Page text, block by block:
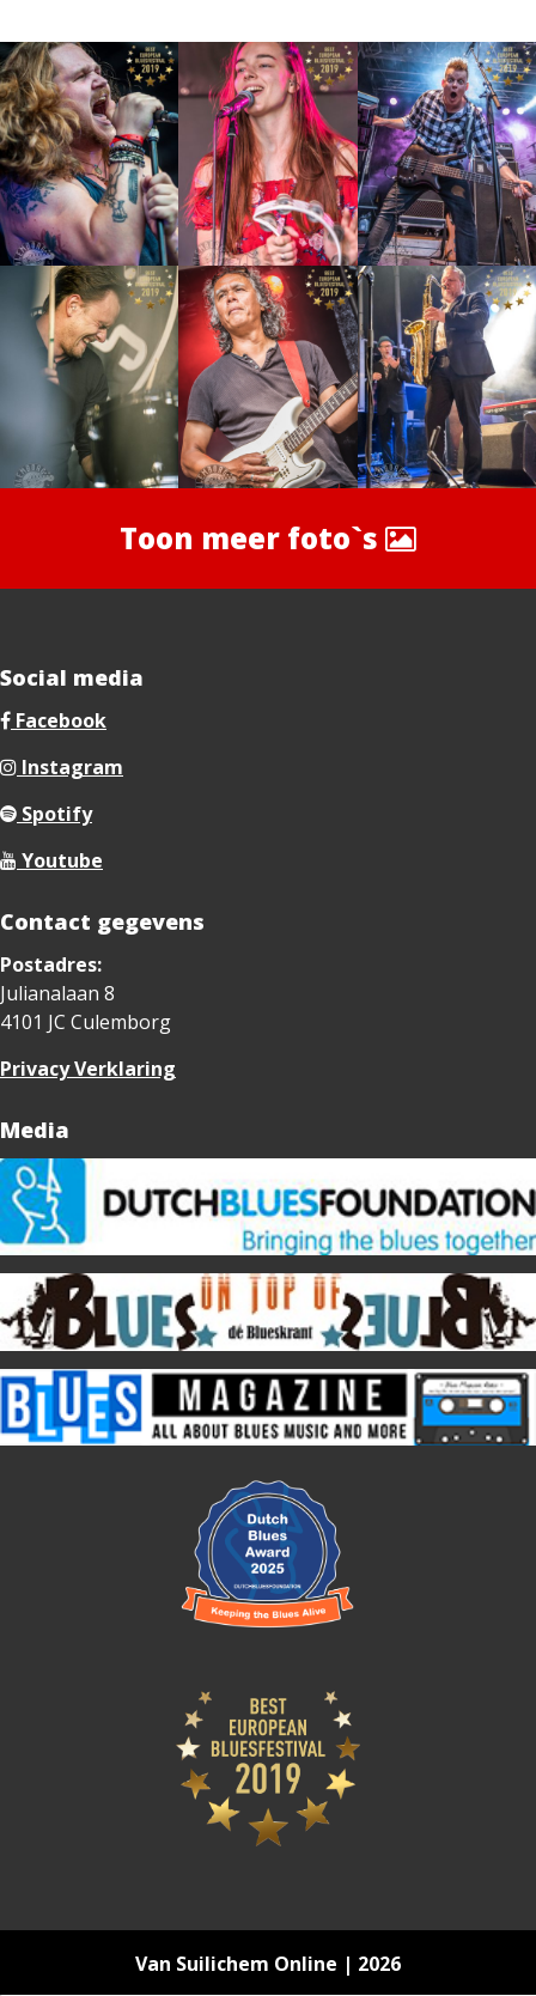
Toon meer foto`s
Social media
Facebook
Instagram
Spotify
Youtube
Contact gegevens
Postadres:
Julianalaan 8
4101 JC Culemborg
Privacy Verklaring
Media
Van Suilichem Online | 2026